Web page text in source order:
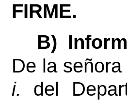
FIRME.
B)
De la
i. del